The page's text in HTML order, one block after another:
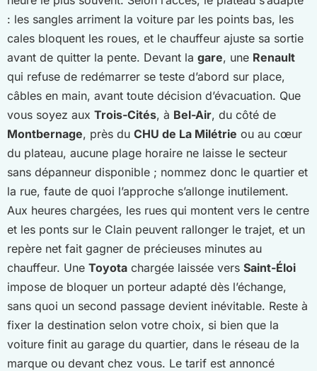
: les sangles arriment la voiture par les points bas, les
cales bloquent les roues, et le chauffeur ajuste sa sortie
avant de quitter la pente. Devant la gare, une Renault
qui refuse de redémarrer se teste d’abord sur place,
câbles en main, avant toute décision d’évacuation. Que
vous soyez aux Trois-Cités, à Bel-Air, du côté de
Montbernage, près du CHU de La Milétrie ou au cœur
du plateau, aucune plage horaire ne laisse le secteur
sans dépanneur disponible ; nommez donc le quartier et
la rue, faute de quoi l’approche s’allonge inutilement.
Aux heures chargées, les rues qui montent vers le centre
et les ponts sur le Clain peuvent rallonger le trajet, et un
repère net fait gagner de précieuses minutes au
chauffeur. Une Toyota chargée laissée vers Saint-Éloi
impose de bloquer un porteur adapté dès l’échange,
sans quoi un second passage devient inévitable. Reste à
fixer la destination selon votre choix, si bien que la
voiture finit au garage du quartier, dans le réseau de la
marque ou devant chez vous. Le tarif est annoncé